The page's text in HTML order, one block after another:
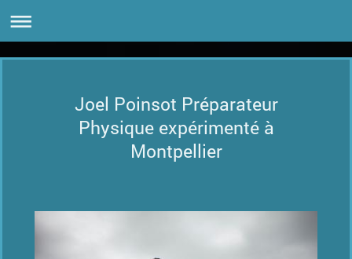
Joel Poinsot Préparateur
Physique expérimenté à
Montpellier